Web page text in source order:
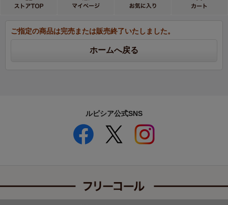
ご指定の商品は完売または販売終了いたしました。
ルピシア公式SNS